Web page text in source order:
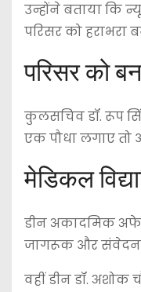
उन्होंने बताया कि
परिसर को हराभरा
परिसर को
कुलसचिव डॉ. रूप
एक पौधा लगाए तो
मेडिकल
डीन अकादमिक
जागरूक और
वहीं डीन डॉ.